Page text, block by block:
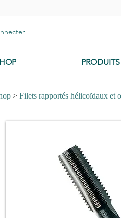
PRODUITS
> Filets rapportés hélicoïdaux et